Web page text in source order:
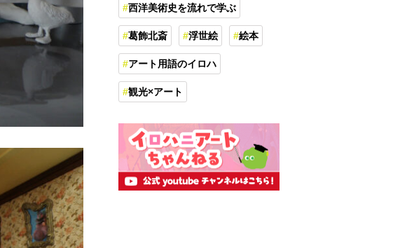
西洋美術史を流れで学ぶ
葛飾北斎 浮世絵 絵本
アート用語のイロハ
観光×アート